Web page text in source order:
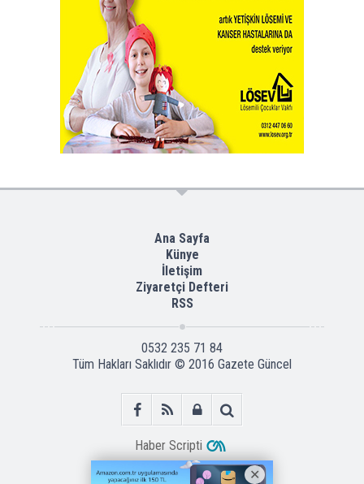
Ana Sayfa
Künye
İletişim
Ziyaretçi Defteri
RSS
0532 235 71 84
Tüm Hakları Saklıdır © 2016 Gazete Güncel
Haber Scripti